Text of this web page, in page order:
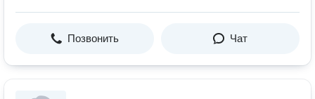
Позвонить Чат